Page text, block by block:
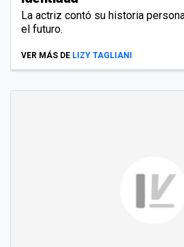
La actriz contó su historia
el futuro.
VER MÁS DE LIZY TAGLIANI